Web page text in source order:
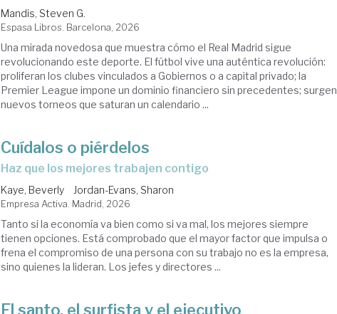
Mandis, Steven G.
Espasa Libros. Barcelona, 2026
Una mirada novedosa que muestra cómo el Real Madrid sigue
revolucionando este deporte. El fútbol vive una auténtica revolución:
proliferan los clubes vinculados a Gobiernos o a capital privado; la
Premier League impone un dominio financiero sin precedentes; surgen
nuevos torneos que saturan un calendario ...
Cuídalos o piérdelos
Haz que los mejores trabajen contigo
Kaye, Beverly Jordan-Evans, Sharon
Empresa Activa. Madrid, 2026
Tanto si la economía va bien como si va mal, los mejores siempre
tienen opciones. Está comprobado que el mayor factor que impulsa o
frena el compromiso de una persona con su trabajo no es la empresa,
sino quienes la lideran. Los jefes y directores ...
El santo, el surfista y el ejecutivo